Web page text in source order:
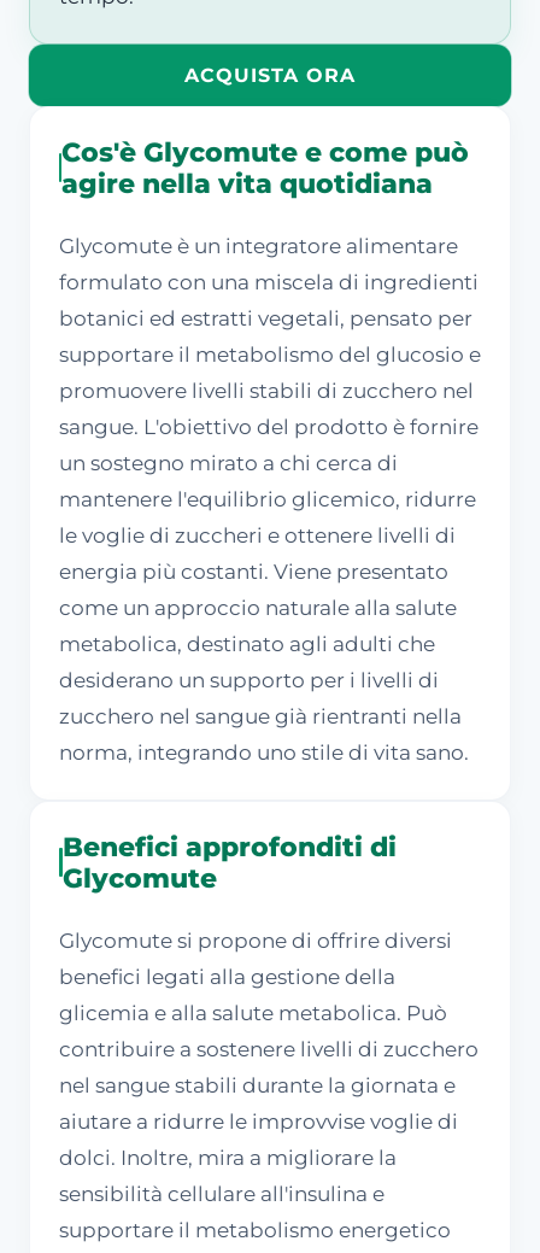
ACQUISTA ORA
Cos'è Glycomute e come può
agire nella vita quotidiana
Glycomute è un integratore alimentare
formulato con una miscela di ingredienti
botanici ed estratti vegetali, pensato per
supportare il metabolismo del glucosio e
promuovere livelli stabili di zucchero nel
sangue. L'obiettivo del prodotto è fornire
un sostegno mirato a chi cerca di
mantenere l'equilibrio glicemico, ridurre
le voglie di zuccheri e ottenere livelli di
energia più costanti. Viene presentato
come un approccio naturale alla salute
metabolica, destinato agli adulti che
desiderano un supporto per i livelli di
zucchero nel sangue già rientranti nella
norma, integrando uno stile di vita sano.
Benefici approfonditi di
Glycomute
Glycomute si propone di offrire diversi
benefici legati alla gestione della
glicemia e alla salute metabolica. Può
contribuire a sostenere livelli di zucchero
nel sangue stabili durante la giornata e
aiutare a ridurre le improvvise voglie di
dolci. Inoltre, mira a migliorare la
sensibilità cellulare all'insulina e
supportare il metabolismo energetico